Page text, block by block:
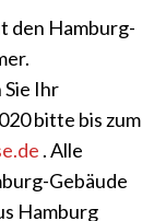
den Hamburg-
Sie Ihr
bitte bis zum
. Alle
Gebäude
Hamburg